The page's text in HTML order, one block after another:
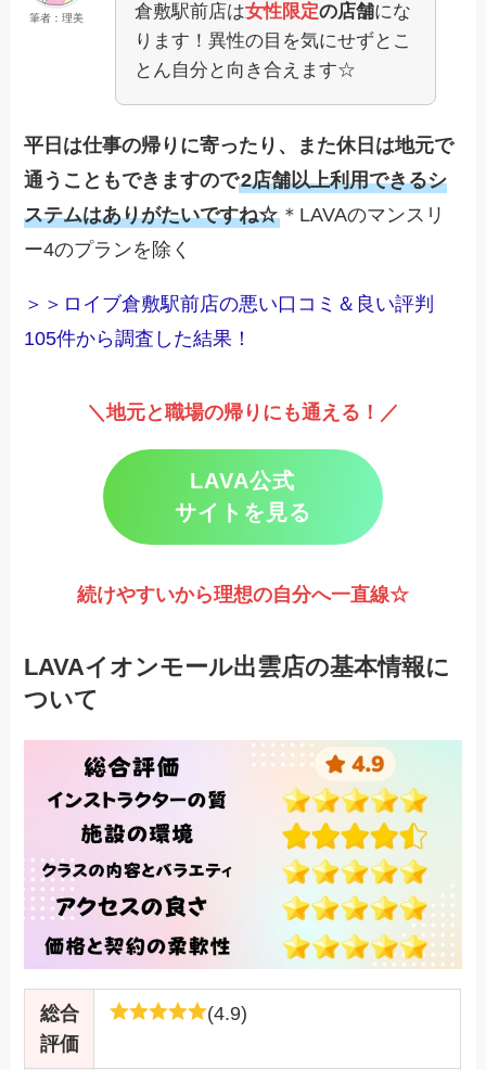
筆者：理美
倉敷駅前店は女性限定の店舗にな
ります！異性の目を気にせずとこ
とん自分と向き合えます☆
平日は仕事の帰りに寄ったり、また休日は地元で
通うこともできますので2店舗以上利用できるシ
ステムはありがたいですね☆ ＊LAVAのマンスリ
ー4のプランを除く
＞＞ロイブ倉敷駅前店の悪い口コミ＆良い評判
105件から調査した結果！
＼地元と職場の帰りにも通える！／
LAVA公式
サイトを見る
続けやすいから理想の自分へ一直線☆
LAVAイオンモール出雲店の基本情報に
ついて
総合
評価
(4.9)